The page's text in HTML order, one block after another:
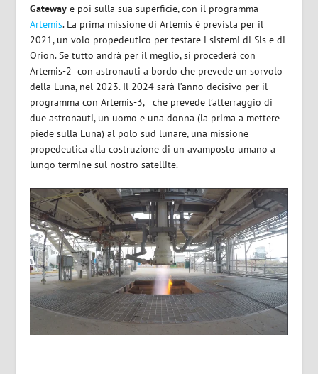
Gateway e poi sulla sua superficie, con il programma
Artemis. La prima missione di Artemis è prevista per il
2021, un volo propedeutico per testare i sistemi di Sls e di
Orion. Se tutto andrà per il meglio, si procederà con
Artemis-2 con astronauti a bordo che prevede un sorvolo
della Luna, nel 2023. Il 2024 sarà l’anno decisivo per il
programma con Artemis-3, che prevede l’atterraggio di
due astronauti, un uomo e una donna (la prima a mettere
piede sulla Luna) al polo sud lunare, una missione
propedeutica alla costruzione di un avamposto umano a
lungo termine sul nostro satellite.